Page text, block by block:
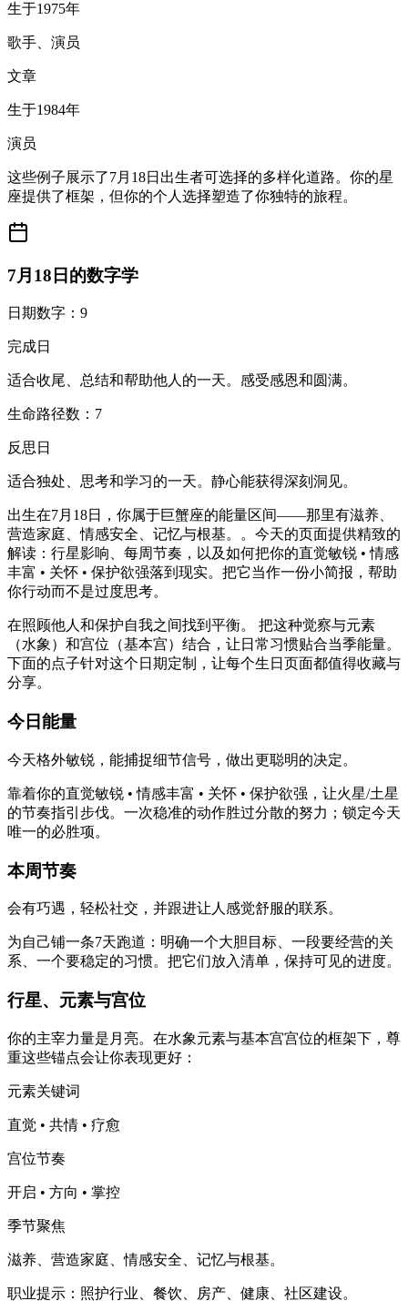
生于1975年
歌手、演员
文章
生于1984年
演员
这些例子展示了7月18日出生者可选择的多样化道路。你的星
座提供了框架，但你的个人选择塑造了你独特的旅程。
7月18日的数字学
日期数字：9
完成日
适合收尾、总结和帮助他人的一天。感受感恩和圆满。
生命路径数：7
反思日
适合独处、思考和学习的一天。静心能获得深刻洞见。
出生在7月18日，你属于巨蟹座的能量区间——那里有滋养、
营造家庭、情感安全、记忆与根基。。今天的页面提供精致的
解读：行星影响、每周节奏，以及如何把你的直觉敏锐 • 情感
丰富 • 关怀 • 保护欲强落到现实。把它当作一份小简报，帮助
你行动而不是过度思考。
在照顾他人和保护自我之间找到平衡。 把这种觉察与元素
（水象）和宫位（基本宫）结合，让日常习惯贴合当季能量。
下面的点子针对这个日期定制，让每个生日页面都值得收藏与
分享。
今日能量
今天格外敏锐，能捕捉细节信号，做出更聪明的决定。
靠着你的直觉敏锐 • 情感丰富 • 关怀 • 保护欲强，让火星/土星
的节奏指引步伐。一次稳准的动作胜过分散的努力；锁定今天
唯一的必胜项。
本周节奏
会有巧遇，轻松社交，并跟进让人感觉舒服的联系。
为自己铺一条7天跑道：明确一个大胆目标、一段要经营的关
系、一个要稳定的习惯。把它们放入清单，保持可见的进度。
行星、元素与宫位
你的主宰力量是月亮。在水象元素与基本宫宫位的框架下，尊
重这些锚点会让你表现更好：
元素关键词
直觉 • 共情 • 疗愈
宫位节奏
开启 • 方向 • 掌控
季节聚焦
滋养、营造家庭、情感安全、记忆与根基。
职业提示：照护行业、餐饮、房产、健康、社区建设。